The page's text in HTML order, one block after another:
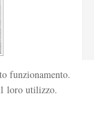
novella Tu
funzionamento.
loro utilizzo.